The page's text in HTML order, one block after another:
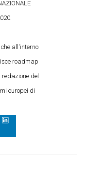
all'interno
roadmap
del
europei di